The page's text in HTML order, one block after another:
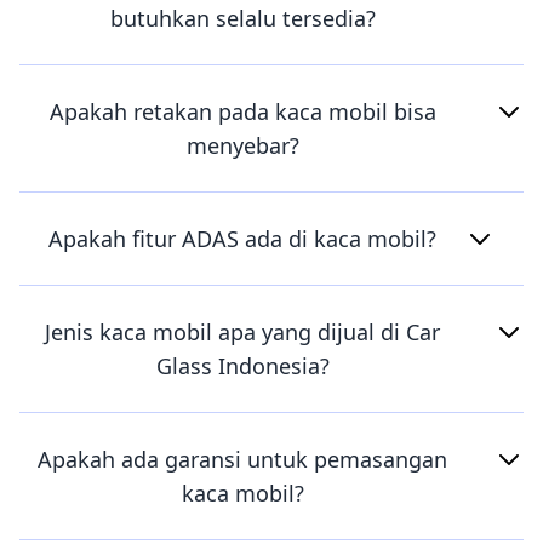
butuhkan selalu tersedia?
Apakah retakan pada kaca mobil bisa
menyebar?
Apakah fitur ADAS ada di kaca mobil?
Jenis kaca mobil apa yang dijual di Car
Glass Indonesia?
Apakah ada garansi untuk pemasangan
kaca mobil?